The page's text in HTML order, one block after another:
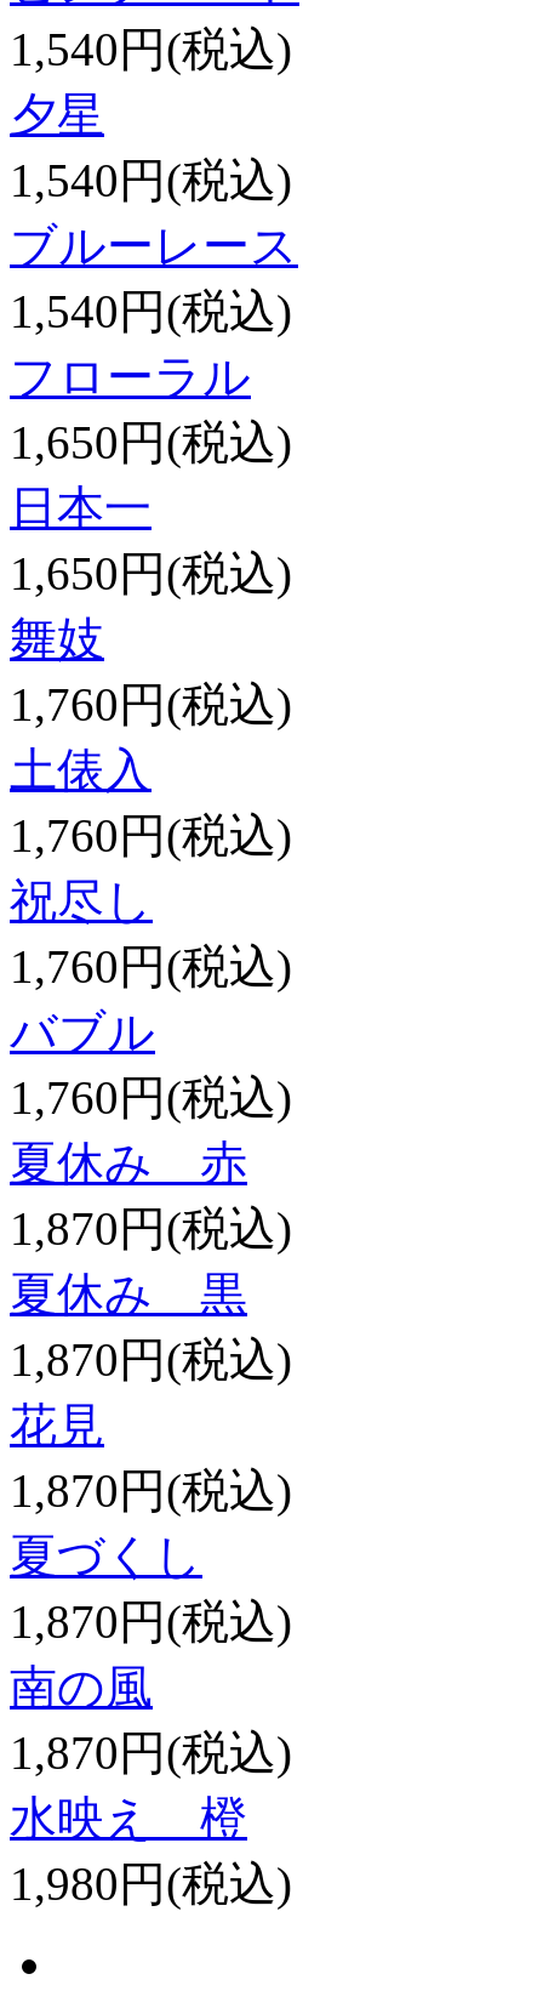
1,540円(税込)
夕星
1,540円(税込)
ブルーレース
1,540円(税込)
フローラル
1,650円(税込)
日本一
1,650円(税込)
舞妓
1,760円(税込)
土俵入
1,760円(税込)
祝尽し
1,760円(税込)
バブル
1,760円(税込)
夏休み 赤
1,870円(税込)
夏休み 黒
1,870円(税込)
花見
1,870円(税込)
夏づくし
1,870円(税込)
南の風
1,870円(税込)
水映え 橙
1,980円(税込)